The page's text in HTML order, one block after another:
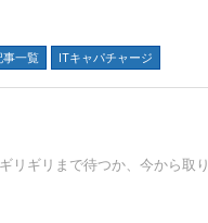
事一覧 ITキャパチャージ
並び順：